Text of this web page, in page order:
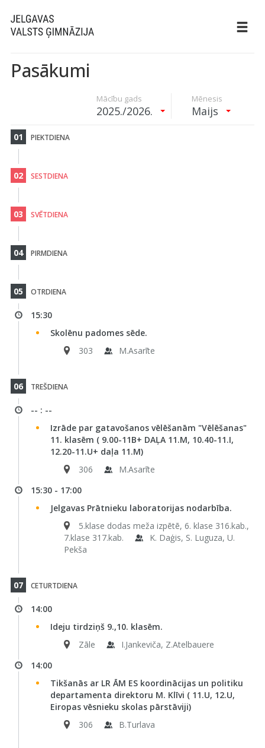
Pasākumi
Mācību gads
2025./2026.
Mēnesis
Maijs
01 PIEKTDIENA
02 SESTDIENA
03 SVĒTDIENA
04 PIRMDIENA
05 OTRDIENA
15:30
Skolēnu padomes sēde.
303
M.Asarīte
06 TREŠDIENA
-- : --
Izrāde par gatavošanos vēlēšanām "Vēlēšanas"
11. klasēm ( 9.00-11B+ DAĻA 11.M, 10.40-11.I,
12.20-11.U+ daļa 11.M)
306
M.Asarīte
15:30 - 17:00
Jelgavas Prātnieku laboratorijas nodarbība.
5.klase dodas meža izpētē, 6. klase 316.kab.,
7.klase 317.kab.
K. Daģis, S. Luguza, U.
Pekša
07 CETURTDIENA
14:00
Ideju tirdziņš 9.,10. klasēm.
Zāle
I.Jankeviča, Z.Atelbauere
14:00
Tikšanās ar LR ĀM ES koordinācijas un politiku
departamenta direktoru M. Klīvi ( 11.U, 12.U,
Eiropas vēsnieku skolas pārstāviji)
306
B.Turlava